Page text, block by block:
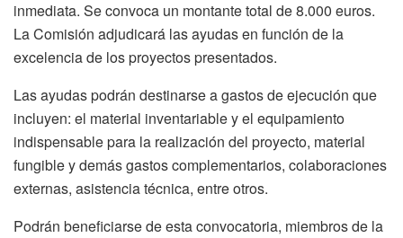
inmediata. Se convoca un montante total de 8.000 euros.
La Comisión adjudicará las ayudas en función de la
excelencia de los proyectos presentados.
Las ayudas podrán destinarse a gastos de ejecución que
incluyen: el material inventariable y el equipamiento
indispensable para la realización del proyecto, material
fungible y demás gastos complementarios, colaboraciones
externas, asistencia técnica, entre otros.
Podrán beneficiarse de esta convocatoria, miembros de la